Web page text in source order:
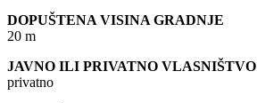
DOPUŠTENA VISINA GRADNJE
20 m
JAVNO ILI PRIVATNO VLASNIŠTVO
privatno